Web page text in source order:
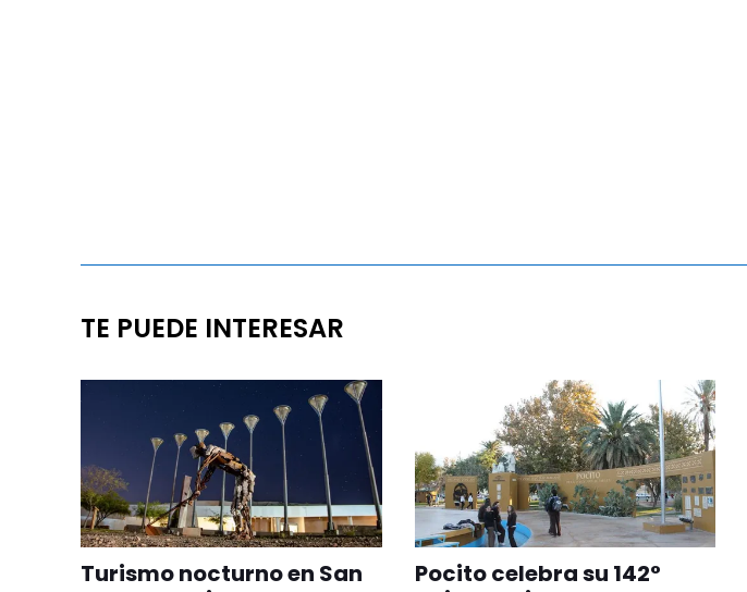
TE PUEDE INTERESAR
Turismo nocturno en San
Pocito celebra su 142°